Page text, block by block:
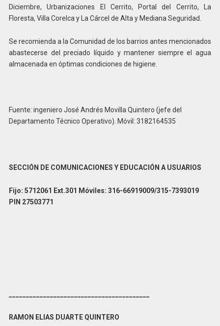
Diciembre, Urbanizaciones El Cerrito, Portal del Cerrito, La
Floresta, Villa Corelca y La Cárcel de Alta y Mediana Seguridad.
Se recomienda a la Comunidad de los barrios antes mencionados
abastecerse del preciado líquido y mantener siempre el agua
almacenada en óptimas condiciones de higiene.
Fuente: ingeniero José Andrés Movilla Quintero (jefe del
Departamento Técnico Operativo). Móvil: 3182164535
SECCIÓN DE COMUNICACIONES Y EDUCACIÓN A USUARIOS
Fijo: 5712061 Ext.301 Móviles: 316-66919009/315-7393019
PIN 27503771
RAMON ELIAS DUARTE QUINTERO